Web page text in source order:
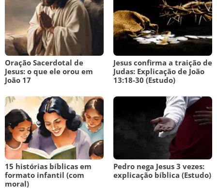
Oração Sacerdotal de
Jesus: o que ele orou em
João 17
Jesus confirma a traição de
Judas: Explicação de João
13:18-30 (Estudo)
15 histórias bíblicas em
formato infantil (com
moral)
Pedro nega Jesus 3 vezes:
explicação bíblica (Estudo)